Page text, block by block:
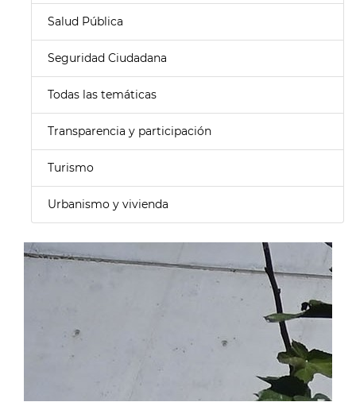
Salud Pública
Seguridad Ciudadana
Todas las temáticas
Transparencia y participación
Turismo
Urbanismo y vivienda